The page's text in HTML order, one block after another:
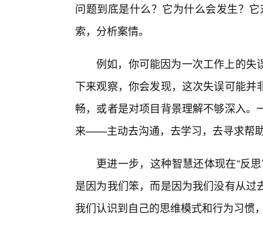
问题到底是什么？它为什么会发生？
索，分析案情。
例如，你可能因为一次工作上的失
下来观察，你会发现，这次失误可能
畅，或者是对项目背景理解不够深入
来——主动去沟通，去学习，去寻求帮
更进一步，这种智慧还体现在“反
是因为我们笨，而是因为我们没有从
我们认识到自己的思维模式和行为习惯